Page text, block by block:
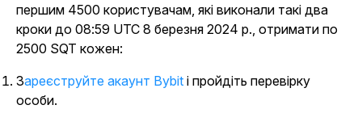
першим 4500 користувачам, які виконали такі два
кроки до 08:59 UTC 8 березня 2024 р., отримати по
2500 SQT кожен:
Зареєструйте акаунт Bybit і пройдіть перевірку
особи.